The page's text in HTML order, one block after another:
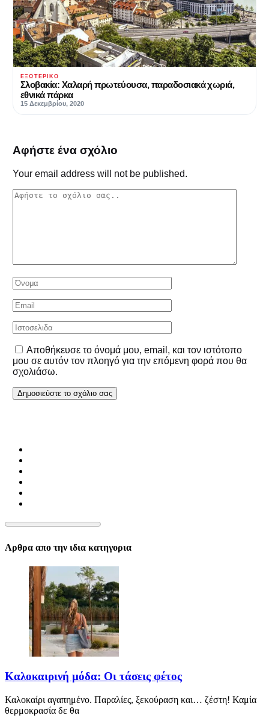
ΕΞΩΤΕΡΙΚΌ
Σλοβακία: Xαλαρή πρωτεύουσα, παραδοσιακά χωριά,
εθνικά πάρκα
15 Δεκεμβρίου, 2020
Αφήστε ένα σχόλιο
Your email address will not be published.
Αποθήκευσε το όνομά μου, email, και τον ιστότοπο
μου σε αυτόν τον πλοηγό για την επόμενη φορά που θα
σχολιάσω.
Αρθρα απο την ιδια κατηγορια
Καλοκαιρινή μόδα: Οι τάσεις φέτος
Καλοκαίρι αγαπημένο. Παραλίες, ξεκούραση και… ζέστη! Καμία
θερμοκρασία δε θα